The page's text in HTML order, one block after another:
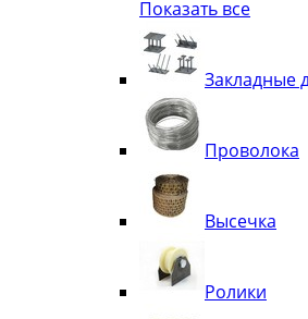
Квадрат
Труба
Элементы
Узоры
Лавки
Показать все
Закладные
Проволока
Высечка
Ролики